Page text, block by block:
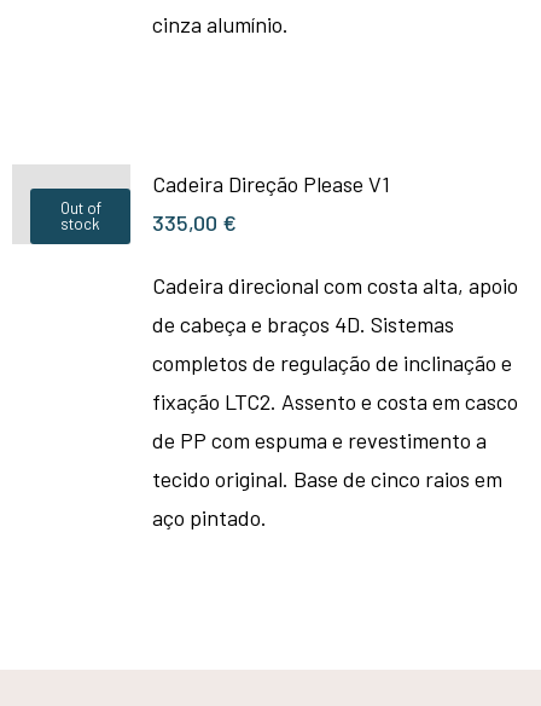
cinza alumínio.
Out of
stock
Cadeira Direção Please V1
335,00 €
Cadeira direcional com costa alta, apoio
de cabeça e braços 4D. Sistemas
completos de regulação de inclinação e
fixação LTC2. Assento e costa em casco
de PP com espuma e revestimento a
tecido original. Base de cinco raios em
aço pintado.